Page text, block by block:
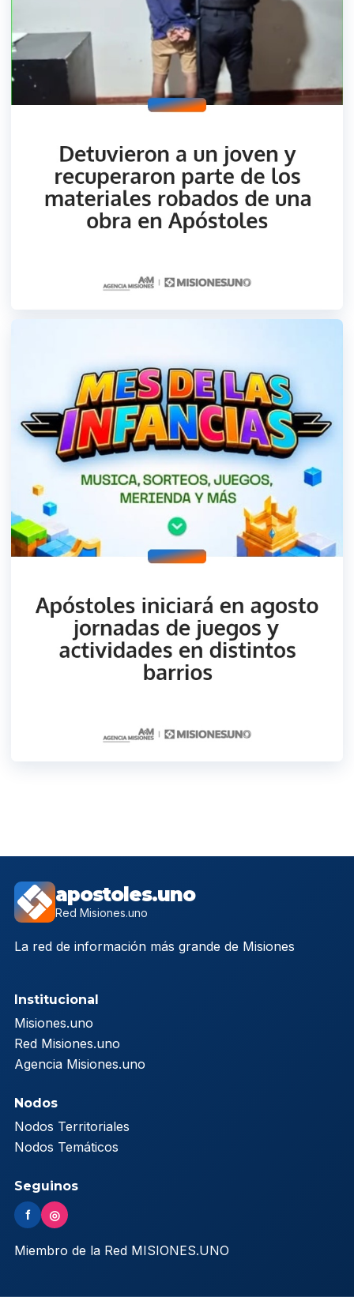
apostoles.uno
Red Misiones.uno
La red de información más grande de Misiones
Institucional
Misiones.uno
Red Misiones.uno
Agencia Misiones.uno
Nodos
Nodos Territoriales
Nodos Temáticos
Seguinos
f ◎
Miembro de la Red MISIONES.UNO